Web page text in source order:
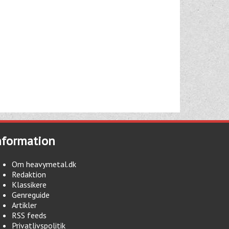
Om heavymetal.dk
Redaktion
Klassikere
Genreguide
Artikler
RSS feeds
Privatlivspolitik